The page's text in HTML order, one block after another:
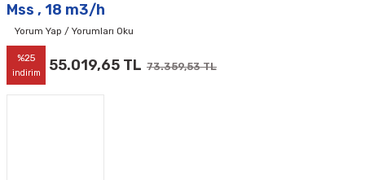
Mss , 18 m3/h
Yorum Yap / Yorumları Oku
%25
indirim 55.019,65 TL 73.359,53 TL